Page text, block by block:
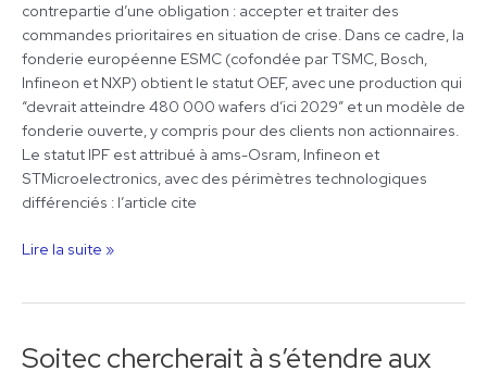
contrepartie d’une obligation : accepter et traiter des
commandes prioritaires en situation de crise. Dans ce cadre, la
fonderie européenne ESMC (cofondée par TSMC, Bosch,
Infineon et NXP) obtient le statut OEF, avec une production qui
“devrait atteindre 480 000 wafers d’ici 2029” et un modèle de
fonderie ouverte, y compris pour des clients non actionnaires.
Le statut IPF est attribué à ams-Osram, Infineon et
STMicroelectronics, avec des périmètres technologiques
différenciés : l’article cite
Lire la suite »
Soitec chercherait à s’étendre aux
Soitec